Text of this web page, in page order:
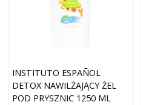
INSTITUTO ESPAÑOL
DETOX NAWILŻAJĄCY ŻEL
POD PRYSZNIC 1250 ML